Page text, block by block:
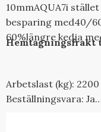
10mmAQUA7i
besparing med40/
60%längre kedja
Hemtagningsfrakt
Arbetslast (kg): 2200
Beställningsvara: Ja